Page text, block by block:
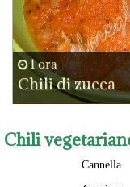
1 ora
Chili di zucca
Chili
Cannella